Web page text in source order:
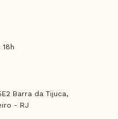
Barra da Tijuca,
- RJ